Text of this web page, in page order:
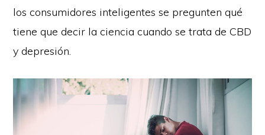
los consumidores inteligentes se pregunten qué
tiene que decir la ciencia cuando se trata de CBD
y depresión.